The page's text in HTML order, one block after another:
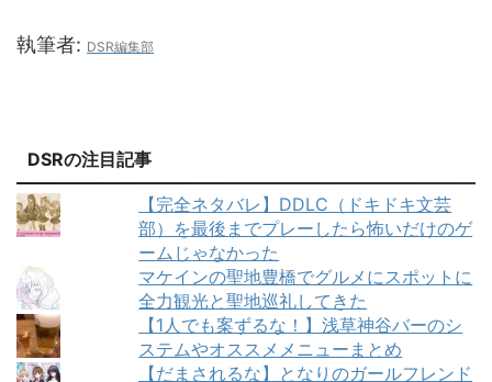
執筆者: DSR編集部
DSRの注目記事
【完全ネタバレ】DDLC（ドキドキ文芸
部）を最後までプレーしたら怖いだけのゲ
ームじゃなかった
マケインの聖地豊橋でグルメにスポットに
全力観光と聖地巡礼してきた
【1人でも案ずるな！】浅草神谷バーのシ
ステムやオススメメニューまとめ
【だまされるな】となりのガールフレンド